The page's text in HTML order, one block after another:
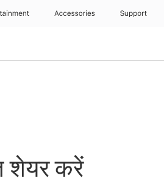
Accessories Support
शेयर करें